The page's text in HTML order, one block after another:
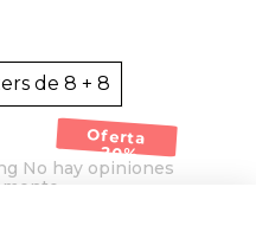
de 8 + 8
Oferta
-20%
No hay opiniones